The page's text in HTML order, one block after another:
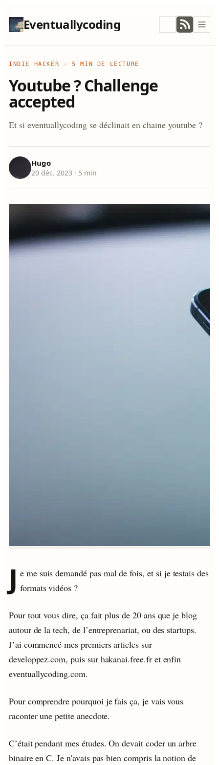
Eventuallycoding
INDIE HACKER ·5 MIN DE LECTURE
Youtube ? Challenge
accepted
Et si eventuallycoding se déclinait en chaine youtube ?
Hugo
20 déc. 2023 · 5 min
J e me suis demandé pas mal de fois, et si je testais des
formats vidéos ?
Pour tout vous dire, ça fait plus de 20 ans que je blog
autour de la tech, de l’entreprenariat, ou des startups.
J’ai commencé mes premiers articles sur
developpez.com, puis sur hakanai.free.fr et enfin
eventuallycoding.com.
Pour comprendre pourquoi je fais ça, je vais vous
raconter une petite anecdote.
C’était pendant mes études. On devait coder un arbre
binaire en C. Je n'avais pas bien compris la notion de